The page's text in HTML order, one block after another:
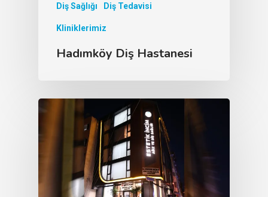
Diş Sağlığı Diş Tedavisi
Kliniklerimiz
Hadımköy Diş Hastanesi